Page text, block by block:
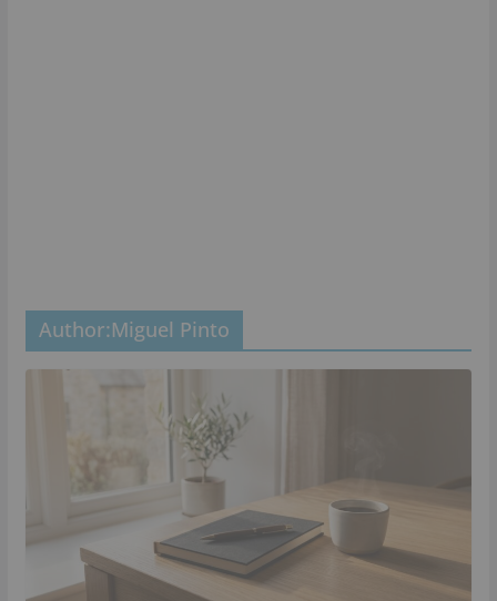
Author:Miguel Pinto